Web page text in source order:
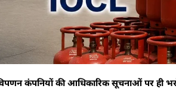
कंपनियों की आधिकारिक सूचनाओं पर ही